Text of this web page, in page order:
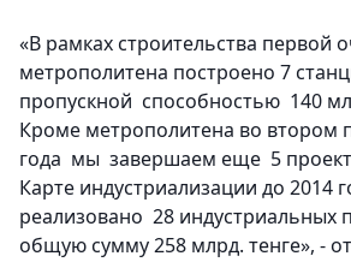
«В рамках строительства первой
метрополитена построено 7
пропускной способностью 140
Кроме метрополитена во втором
года мы завершаем еще 5
Карте индустриализации до 2014
реализовано 28 индустриальных
общую сумму 258 млрд. тенге», -